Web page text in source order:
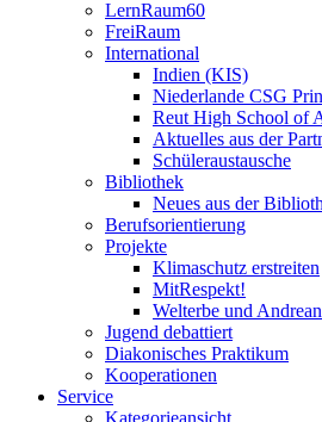
LernRaum60
FreiRaum
International
Indien (KIS)
Niederlande CSG
Reut High School of
Aktuelles aus der
Schüleraustausche
Bibliothek
Neues aus der
Berufsorientierung
Projekte
Klimaschutz erstreiten
MitRespekt!
Welterbe und
Jugend debattiert
Diakonisches Praktikum
Kooperationen
Service